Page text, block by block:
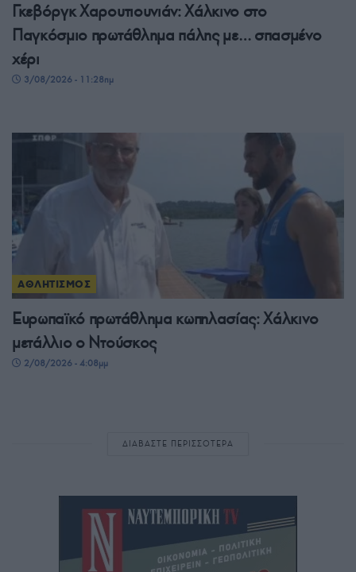
Γκεβόργκ Χαρουτιουνιάν: Χάλκινο στο
Παγκόσμιο πρωτάθλημα πάλης με… σπασμένο
χέρι
3/08/2026 - 11:28πμ
ΑΘΛΗΤΙΣΜΟΣ
Ευρωπαϊκό πρωτάθλημα κωπηλασίας: Χάλκινο
μετάλλιο ο Ντούσκος
2/08/2026 - 4:08μμ
ΔΙΑΒΑΣΤΕ ΠΕΡΙΣΣΟΤΕΡΑ